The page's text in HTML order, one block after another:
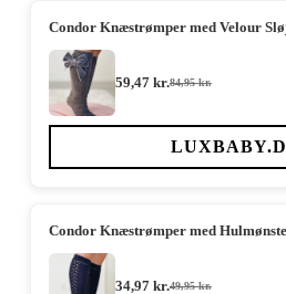
Condor Knæstrømper med Velour
84,95kr.
Den
pris
var:
59,47 kr.Den
pris
er:
Condor Knæstrømper med
49,95kr.
34,97 kr.